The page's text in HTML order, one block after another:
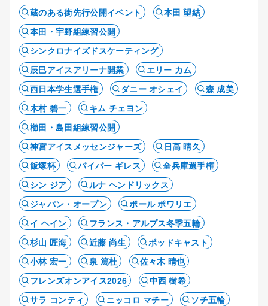
蔵のある街先行公開イベント
本田 望結
本田・宇野組練習公開
シンクロナイズドスケーティング
辰巳アイスアリーナ開業
エリー カム
西日本学生選手権
ダニー オシェイ
森 成美
木村 碧一
キム チェヨン
櫛田・島田組練習公開
神宮アイスメッセンジャーズ
日高 晴久
飯塚杯
パイパー ギレス
全兵庫選手権
シン ジア
ルナ ヘンドリックス
ジャパン・オープン
ポール ポワリエ
イ ヘイン
フランス・アルプス冬季五輪
杉山 匠海
近藤 尚生
ポッドキャスト
小林 宏一
泉 篤杜
佐々木 晴也
フレンズオンアイス2026
中西 樹希
サラ コンティ
ニッコロ マチー
ソチ五輪